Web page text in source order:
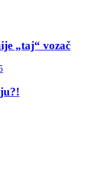
„taj“ vozač